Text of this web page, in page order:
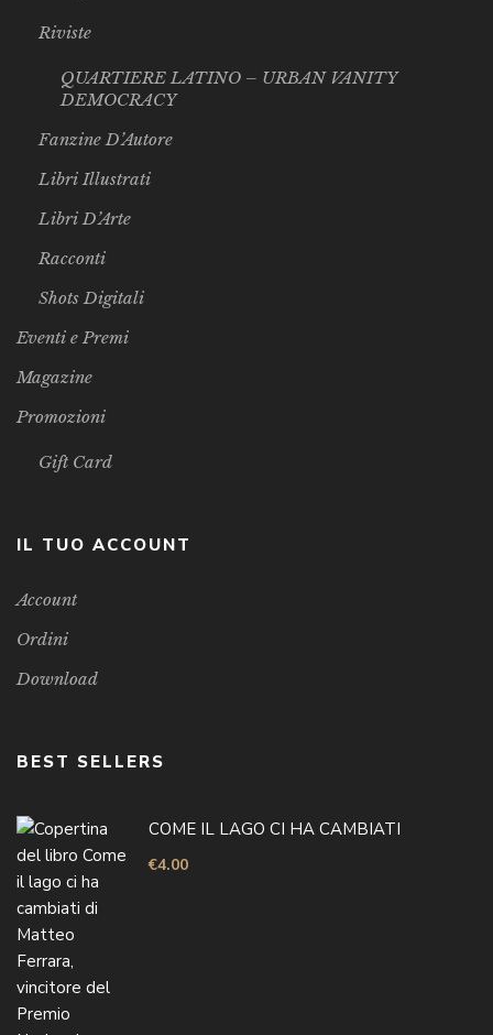
Riviste
QUARTIERE LATINO – URBAN VANITY
DEMOCRACY
Fanzine D’Autore
Libri Illustrati
Libri D’Arte
Racconti
Shots Digitali
Eventi e Premi
Magazine
Promozioni
Gift Card
IL TUO ACCOUNT
Account
Ordini
Download
BEST SELLERS
COME IL LAGO CI HA CAMBIATI
€4.00